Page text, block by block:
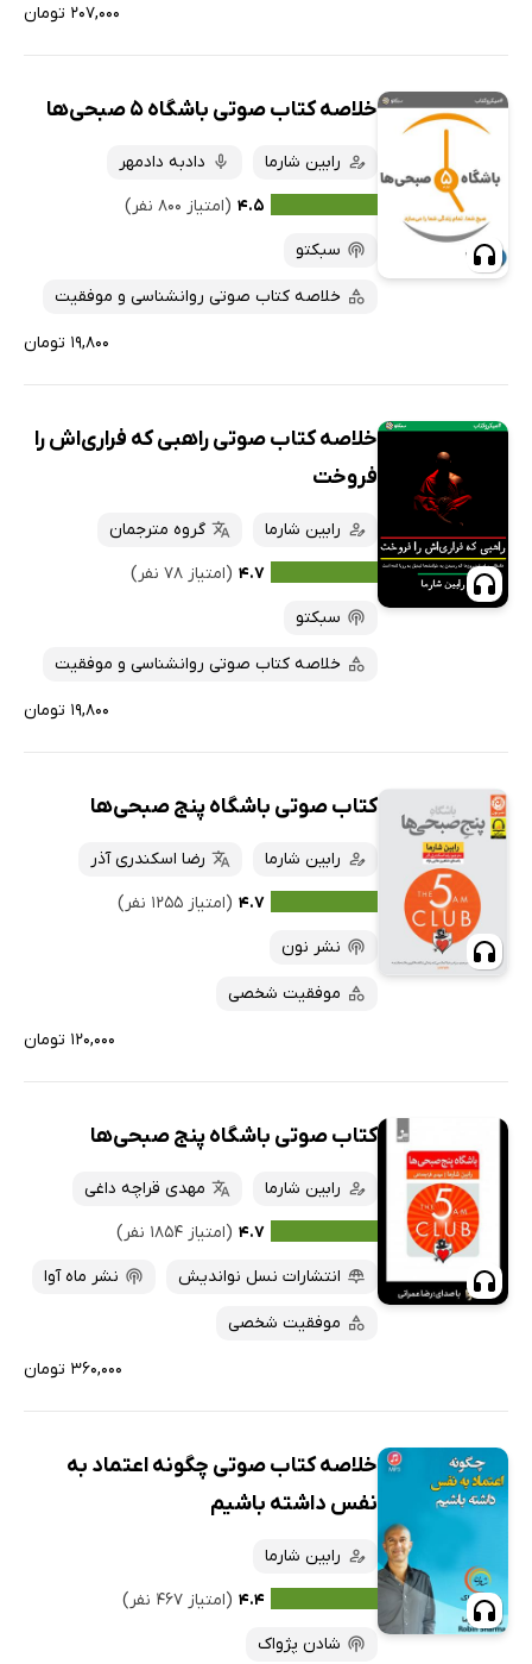
۲۰۷,۰۰۰ تومان
خلاصه کتاب صوتی باشگاه 5 صبحی‌ها
رابین شارما
دادبه دادمهر
۴.۵ (امتیاز ۸۰۰ نفر)
سبکتو
خلاصه کتاب صوتی روانشناسی و موفقیت
۱۹,۸۰۰ تومان
خلاصه کتاب صوتی راهبی که فراری‌اش را
فروخت
رابین شارما
گروه مترجمان
۴.۷ (امتیاز ۷۸ نفر)
سبکتو
خلاصه کتاب صوتی روانشناسی و موفقیت
۱۹,۸۰۰ تومان
کتاب صوتی باشگاه پنج صبحی‌ها
رابین شارما
رضا اسکندری آذر
۴.۷ (امتیاز ۱۲۵۵ نفر)
نشر نون
موفقیت شخصی
۱۲۰,۰۰۰ تومان
کتاب صوتی باشگاه پنج صبحی‌ها
رابین شارما
مهدی قراچه داغی
۴.۷ (امتیاز ۱۸۵۴ نفر)
انتشارات نسل نواندیش
نشر ماه آوا
موفقیت شخصی
۳۶۰,۰۰۰ تومان
خلاصه کتاب صوتی چگونه اعتماد به
نفس داشته باشیم
رابین شارما
۴.۴ (امتیاز ۴۶۷ نفر)
شادن پژواک